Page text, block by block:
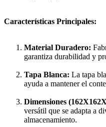
Características Principales:
Material Duradero:
garantiza durabilidad y
Tapa Blanca: La tapa
ayuda a mantener el
Dimensiones
versátil que se adapta a
almacenamiento.